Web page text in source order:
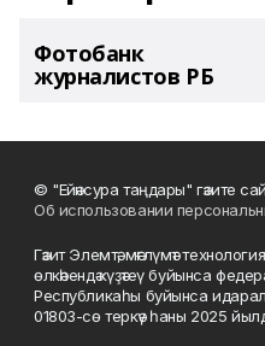
Фотобанк
журналистов РБ
© "Ейәнсура таңдары" гәзите
Об использовании
Гәзит Элемтә, мәғлүмәт
өлкәһендә күҙәтеү буйынса
Республикаһы буйынса
01803-сө теркәү һаны 2025